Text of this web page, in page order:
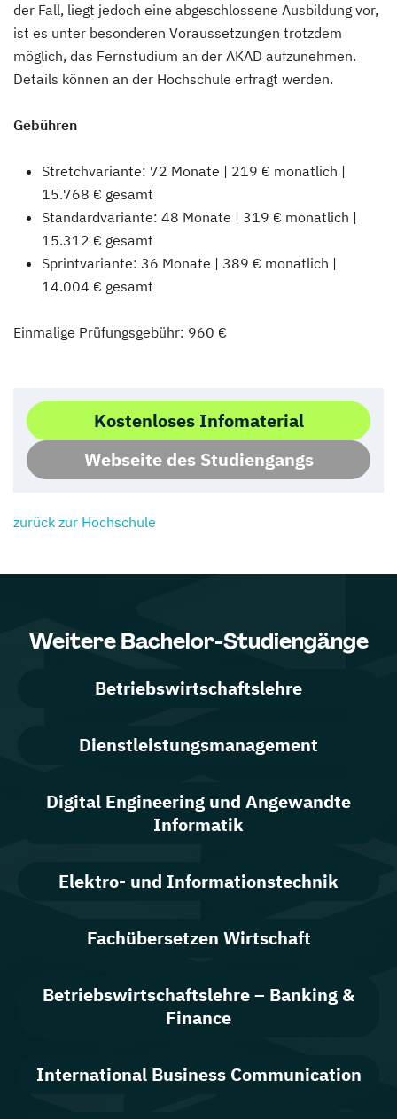
der Fall, liegt jedoch eine abgeschlossene Ausbildung vor,
ist es unter besonderen Voraussetzungen trotzdem
möglich, das Fernstudium an der AKAD aufzunehmen.
Details können an der Hochschule erfragt werden.
Gebühren
Stretchvariante: 72 Monate | 219 € monatlich |
15.768 € gesamt
Standardvariante: 48 Monate | 319 € monatlich |
15.312 € gesamt
Sprintvariante: 36 Monate | 389 € monatlich |
14.004 € gesamt
Einmalige Prüfungsgebühr: 960 €
Kostenloses Infomaterial
Webseite des Studiengangs
zurück zur Hochschule
Weitere Bachelor-Studiengänge
Betriebswirtschaftslehre
Dienstleistungsmanagement
Digital Engineering und Angewandte
Informatik
Elektro- und Informationstechnik
Fachübersetzen Wirtschaft
Betriebswirtschaftslehre – Banking &
Finance
International Business Communication